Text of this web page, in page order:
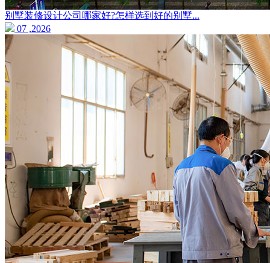
别墅装修设计公司哪家好?怎样选到好的别墅...
07 ,2026